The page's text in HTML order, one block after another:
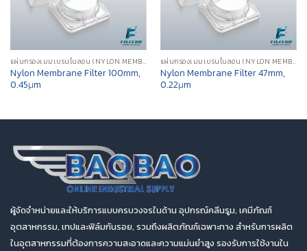
แผ่นกรองเมมเบรนไนลอน (NYLON MEMBRANE FILTER)
Nylon Membrane Filter 100mm,
0.45μm
แผ่นกรองเมมเบรนไนลอน (NYLON MEMBRANE FILTER)
Nylon Membrane Filter 47mm,
0.22μm
ผู้จัดจำหน่ายและให้บริการแบบครบวงจรในด้าน อุปกรณ์คลีนรูม, เคมีภัณฑ์
อุตสาหกรรม, เทปและฟิล์มกันรอย, รวมถึงผลิตภัณฑ์เฉพาะทาง สำหรับการผลิต
ในอุตสาหกรรมที่ต้องการความสะอาดและความแม่นยำสูง รองรับการใช้งานใน